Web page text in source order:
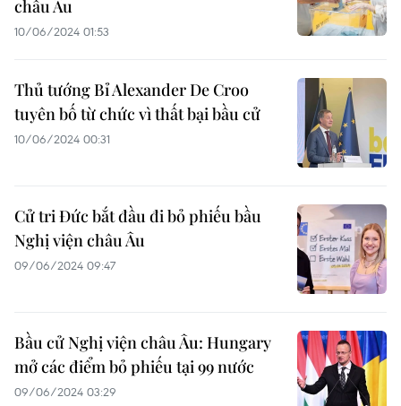
châu Âu
10/06/2024 01:53
Thủ tướng Bỉ Alexander De Croo
tuyên bố từ chức vì thất bại bầu cử
10/06/2024 00:31
Cử tri Đức bắt đầu đi bỏ phiếu bầu
Nghị viện châu Âu
09/06/2024 09:47
Bầu cử Nghị viện châu Âu: Hungary
mở các điểm bỏ phiếu tại 99 nước
09/06/2024 03:29